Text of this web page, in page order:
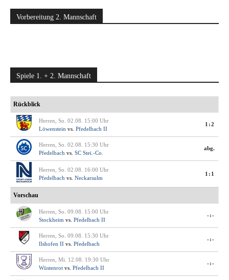
Vorbereitung 2. Mannschaft
Spiele 1. + 2. Mannschaft
Rückblick
Herren, So. 02.08. 15:00 Uhr
Löwenstein vs. Pfedelbach II
1:2
Herren, So. 02.08. 15:30 Uhr
Pfedelbach vs. SC Stei.-Co.
abg.
Herren, So. 02.08. 16:00 Uhr
Pfedelbach vs. Neckarsulm
1:1
Vorschau
Herren, So. 09.08. 15:00 Uhr
Stockheim vs. Pfedelbach II
-:-
Herren, So. 09.08. 15:30 Uhr
Ilshofen II vs. Pfedelbach
-:-
Herren, Mi. 12.08. 19:30 Uhr
Wüstenrot vs. Pfedelbach II
-:-